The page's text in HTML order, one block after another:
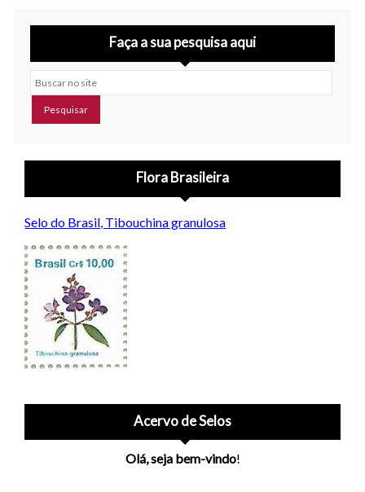
Faça a sua pesquisa aqui
Buscar no site
Flora Brasileira
Selo do Brasil, Tibouchina granulosa
Acervo de Selos
Olá, seja bem-vindo!